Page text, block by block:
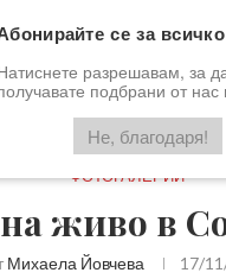
Интервю
ФОТОГАЛЕРИИ
на живо в
Михаела Йовчева 17/
се за
разрешавам, за
подбрани от
Не, благодаря!